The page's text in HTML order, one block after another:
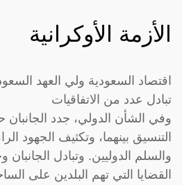
الأزمة الأوكرانية
اقتصاد السعودية ولي العهد
تبادل عدد من الاتفاقيات
وفي الشأن الدولي، جدد
التنسيق بينهما، وتكثيف الجهود
والسلم الدوليين. وتبادل
القضايا التي تهم البلدين على